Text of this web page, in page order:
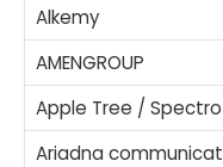
Alkemy
AMENGROUP
Apple Tree / Spectro
Ariadna